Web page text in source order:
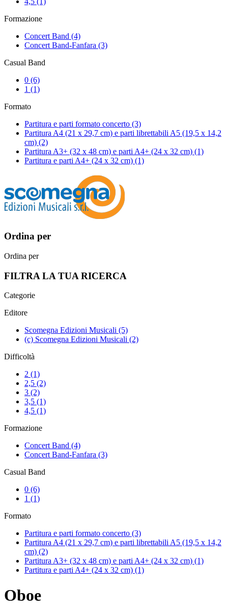
Formazione
Concert Band (4)
Concert Band-Fanfara (3)
Casual Band
0 (6)
1 (1)
Formato
Partitura e parti formato concerto (3)
Partitura A4 (21 x 29,7 cm) e parti librettabili A5 (19,5 x 14,2
cm) (2)
Partitura A3+ (32 x 48 cm) e parti A4+ (24 x 32 cm) (1)
Partitura e parti A4+ (24 x 32 cm) (1)
Ordina per
Ordina per
FILTRA LA TUA RICERCA
Categorie
Editore
Scomegna Edizioni Musicali (5)
(c) Scomegna Edizioni Musicali (2)
Difficoltà
2 (1)
2,5 (2)
3 (2)
3,5 (1)
4,5 (1)
Formazione
Concert Band (4)
Concert Band-Fanfara (3)
Casual Band
0 (6)
1 (1)
Formato
Partitura e parti formato concerto (3)
Partitura A4 (21 x 29,7 cm) e parti librettabili A5 (19,5 x 14,2
cm) (2)
Partitura A3+ (32 x 48 cm) e parti A4+ (24 x 32 cm) (1)
Partitura e parti A4+ (24 x 32 cm) (1)
Oboe